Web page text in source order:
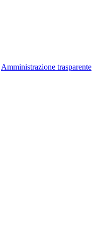
Amministrazione trasparente